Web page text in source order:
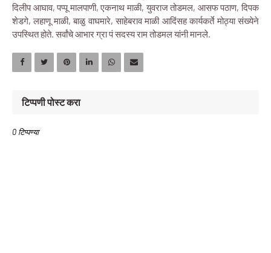
दिलीप आघाव, पप्पू मालपाणी, एकनाथ माळी, युवराज तोडमल, आसफ पठाण, दिपक
शेडगे, लहाणू माळी, बाळु वाघमारे, साहेबराव माळी आदिंसह कार्यकर्ते मोठ्या संख्येने
उपस्थित होते. सर्वांचे आभार ग्रा पं सदस्य राम तोडमल यांनी मानले.
टिप्पणी पोस्ट करा
0 टिप्पण्या